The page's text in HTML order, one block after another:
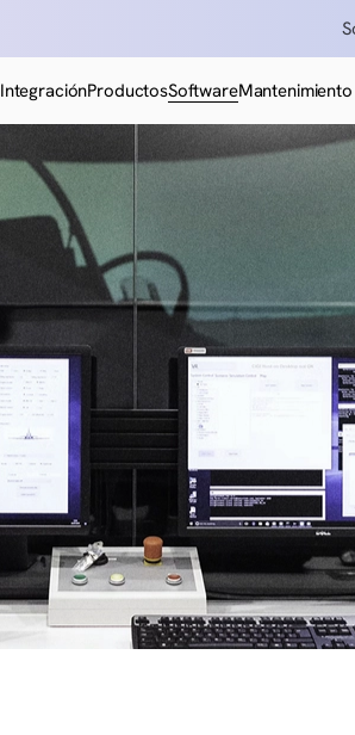
IntegraciónProductosSoftware